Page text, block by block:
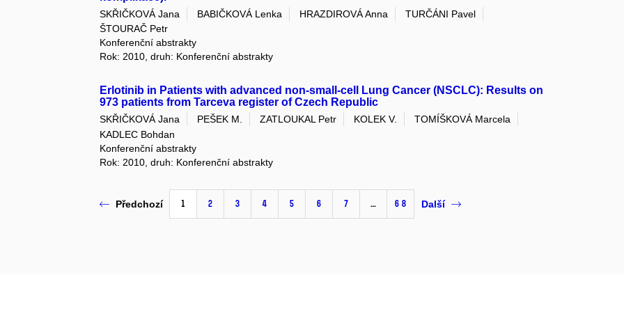
SKŘIČKOVÁ Jana BABIČKOVÁ Lenka HRAZDIROVÁ Anna
TURČÁNI Pavel
ŠTOURAČ Petr
Konferenční abstrakty
Rok: 2010, druh: Konferenční abstrakty
Erlotinib in Patients with advanced non-small-cell Lung Cancer (NSCLC): Results on
973 patients from Tarceva register of Czech Republic
SKŘIČKOVÁ Jana PEŠEK M. ZATLOUKAL Petr KOLEK V.
TOMÍŠKOVÁ Marcela
KADLEC Bohdan
Konferenční abstrakty
Rok: 2010, druh: Konferenční abstrakty
Předchozí 1 2 3 4 5 6 7 … 68 Další